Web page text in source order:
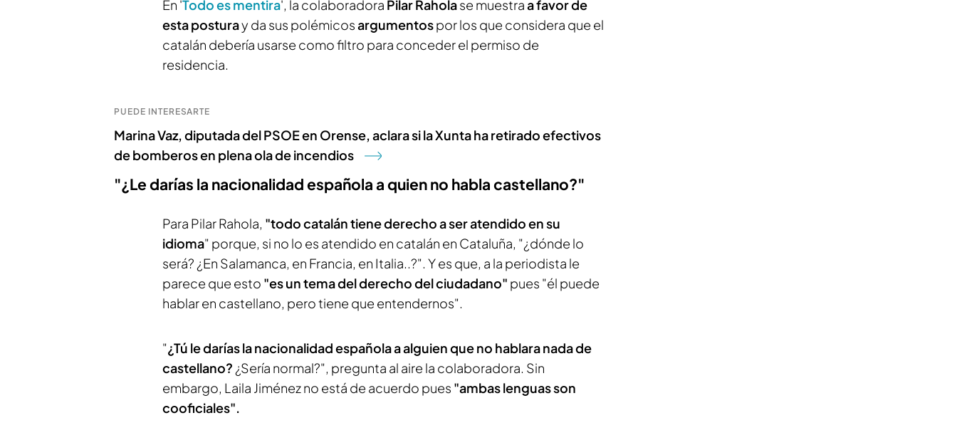
En 'Todo es mentira', la colaboradora Pilar Raholase muestraa favor de
esta posturay da sus polémicosargumentospor los que considera que el
catalán debería usarse como filtro para conceder el permiso de
residencia.
PUEDE INTERESARTE
Marina Vaz, diputada del PSOE en Orense, aclara si la Xunta ha retirado efectivos
de bomberos en plena ola de incendios
"¿Le darías la nacionalidad española a quien no habla castellano?"
Para Pilar Rahola, "todo catalán tiene derecho a ser atendido en su
idioma" porque, si no lo es atendido en catalán en Cataluña, "¿dónde lo
será? ¿En Salamanca, en Francia, en Italia..?". Y es que, a la periodista le
parece que esto "es un tema del derecho del ciudadano" pues "él puede
hablar en castellano, pero tiene que entendernos".
"¿Tú le darías la nacionalidad española a alguien que no hablara nada de
castellano? ¿Sería normal?", pregunta al aire la colaboradora. Sin
embargo, Laila Jiménez no está de acuerdo pues "ambas lenguas son
cooficiales".